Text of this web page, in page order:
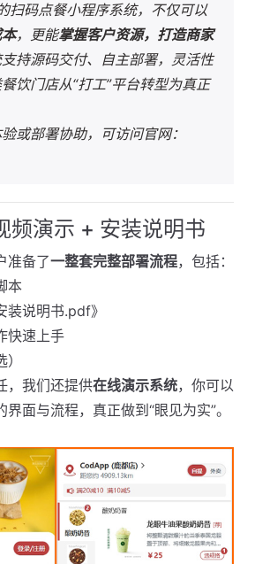
扫码点餐小程序系统，不仅可以
，更能掌握客户资源，打造商家
持源码交付、自主部署，灵活性
饮门店从“打工”平台转型为真正
或部署协助，可访问官网：
频演示 + 安装说明书
准备了一整套完整部署流程，包括：
本
装说明书.pdf》
快速上手
，我们还提供在线演示系统，你可以
面与流程，真正做到“眼见为实”。